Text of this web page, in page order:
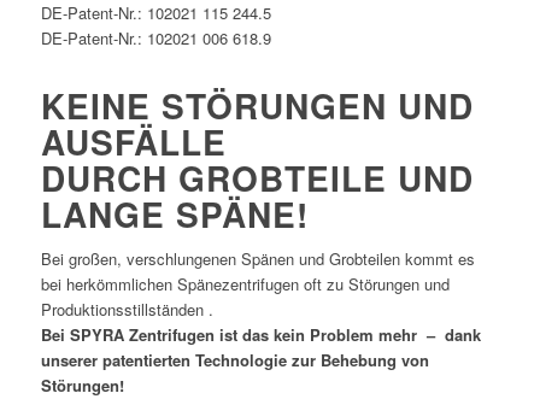
DE-Patent-Nr.: 102021 115 244.5
DE-Patent-Nr.: 102021 006 618.9
KEINE STÖRUNGEN UND
AUSFÄLLE
DURCH GROBTEILE UND
LANGE SPÄNE!
Bei großen, verschlungenen Spänen und Grobteilen kommt es
bei herkömmlichen Spänezentrifugen oft zu Störungen und
Produktionsstillständen .
Bei SPYRA Zentrifugen ist das kein Problem mehr – dank
unserer patentierten Technologie zur Behebung von
Störungen!